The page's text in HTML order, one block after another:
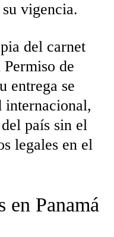
vigencia.
del carnet
de
entrega se
internacional,
país sin el
legales en el
en Panamá